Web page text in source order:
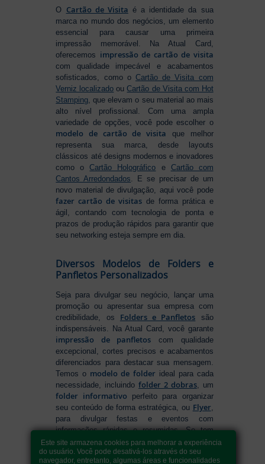
O Cartão de Visita é a identidade da sua
marca no mundo dos negócios, um elemento
essencial para causar uma primeira
impressão memorável. Na Atual Card,
oferecemos impressão de cartão de visita
com qualidade impecável e acabamentos
sofisticados, como o Cartão de Visita com
Verniz localizado ouCartão de Visita com Hot
Stamping, que elevam o seu material ao mais
alto nível profissional. Com uma ampla
variedade de opções, você pode escolher o
modelo de cartão de visita que melhor
representa sua marca, desde layouts
clássicos até designs modernos e inovadores
como oCartão Holográfico e Cartão com
Cantos Arredondados. E se precisar de um
novo material de divulgação, aqui você pode
fazer cartão de visitas de forma prática e
ágil, contando com tecnologia de ponta e
prazos de produção rápidos para garantir que
seu networking esteja sempre em dia.
Diversos Modelos de Folders e
Panfletos Personalizados
Seja para divulgar seu negócio, lançar uma
promoção ou apresentar sua empresa com
credibilidade, os Folders e Panfletos são
indispensáveis. Na Atual Card, você garante
impressão de panfletos com qualidade
excepcional, cortes precisos e acabamentos
diferenciados para destacar sua mensagem.
Temos o modelo de folder ideal para cada
necessidade, incluindofolder 2 dobras, um
folder informativo perfeito para organizar
seu conteúdo de forma estratégica, ou Flyer
para divulgar festas e eventos com
informações rápidas e resumidas. Se tem
dúvidas sobrecomo fazer folders, conte
com nossa variedade de formatos e opções
Este site armazena cookies para melhorar a experiência
do usuário. Você pode desativá-los através do seu
navegador, entretanto, algumas áreas e funcionalidades